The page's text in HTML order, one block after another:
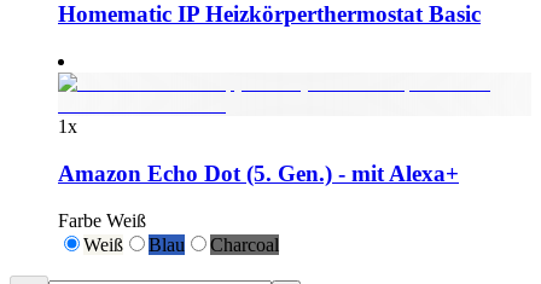
Homematic IP Heizkörperthermostat Basic
1x
Amazon Echo Dot (5. Gen.) - mit Alexa+
Farbe Weiß
Weiß
Blau Charcoal